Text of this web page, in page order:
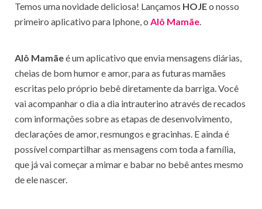
Temos uma novidade deliciosa! Lançamos HOJEo nosso
primeiro aplicativo para Iphone, o Alô Mamãe.
Alô Mamãeé um aplicativo que envia mensagens diárias,
cheias de bom humor e amor, para as futuras mamães
escritas pelo próprio bebê diretamente da barriga. Você
vai acompanhar o dia a dia intrauterino através de recados
com informações sobre as etapas de desenvolvimento,
declarações de amor, resmungos e gracinhas. E ainda é
possível compartilhar as mensagens com toda a família,
que já vai começar a mimar e babar no bebê antes mesmo
de ele nascer.